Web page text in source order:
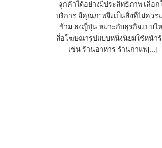
ลูกค้าได้อย่างมีประสิทธิภาพ เลือก
บริการ มีคุณภาพจึงเป็นสิ่งที่ไม่ควร
ข้าม ธงญี่ปุ่น หมาะกับธุรกิจแบบไ
สื่อโฆษณารูปแบบหนึ่งนิยมใช้หน้า
เช่น ร้านอาหาร ร้านกาแฟ[...]